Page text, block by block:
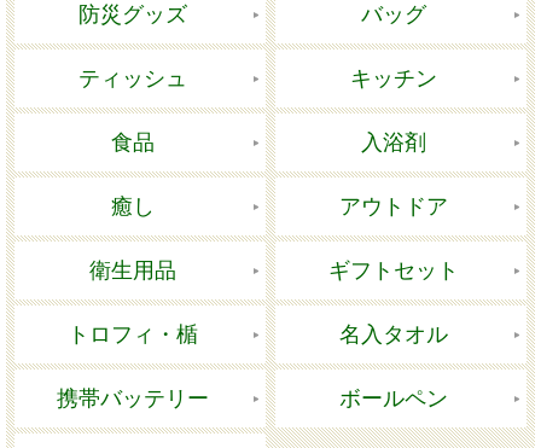
防災グッズ バッグ
ティッシュ キッチン
食品 入浴剤
癒し アウトドア
衛生用品 ギフトセット
トロフィ・楯 名入タオル
携帯バッテリー ボールペン